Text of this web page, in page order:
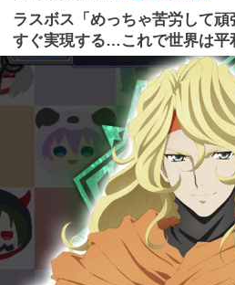
ラスボス「めっちゃ苦労して頑
すぐ実現する…これで世界は平